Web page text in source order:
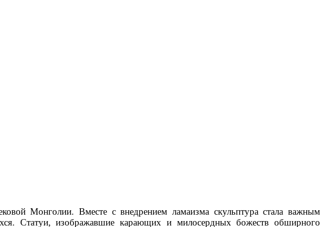
Монголии. Вместе с внедрением ламаизма скульптура стала важным
Статуи, изображавшие карающих и милосердных божеств обширного